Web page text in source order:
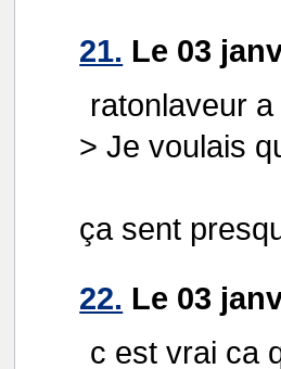
21. Le 03
ratonlaveur a
> Je voulais
ça sent
22. Le 03
c est vrai ca